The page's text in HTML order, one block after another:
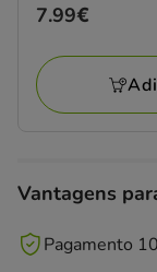
Preço
7.99€
Vantagens
Pagamento